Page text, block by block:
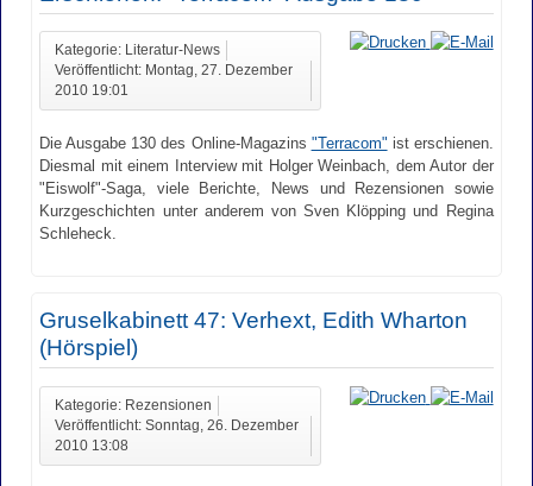
Kategorie: Literatur-News
Veröffentlicht: Montag, 27. Dezember
2010 19:01
Die Ausgabe 130 des Online-Magazins "Terracom" ist erschienen.
Diesmal mit einem Interview mit Holger Weinbach, dem Autor der
"Eiswolf"-Saga, viele Berichte, News und Rezensionen sowie
Kurzgeschichten unter anderem von Sven Klöpping und Regina
Schleheck.
Gruselkabinett 47: Verhext, Edith Wharton
(Hörspiel)
Kategorie: Rezensionen
Veröffentlicht: Sonntag, 26. Dezember
2010 13:08